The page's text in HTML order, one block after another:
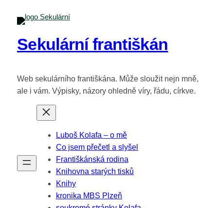
Sekulární františkán
Web sekulárního františkána. Může sloužit nejn mně,
ale i vám. Výpisky, názory ohledně víry, řádu, církve.
Luboš Kolafa – o mě
Co jsem přečetl a slyšel
Františkánská rodina
Knihovna starých tisků
Knihy
kronika MBS Plzeň